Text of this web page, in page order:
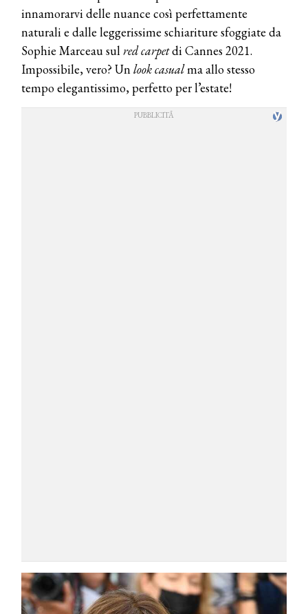
innamorarvi delle nuance così perfettamente
naturali e dalle leggerissime schiariture sfoggiate da
Sophie Marceau sulred carpetdi Cannes 2021.
Impossibile, vero? Unlook casualma allo stesso
tempo elegantissimo, perfetto per l’estate!